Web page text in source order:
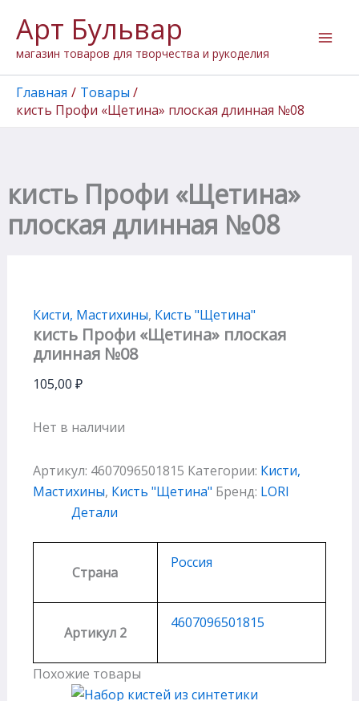
содержимому
Арт Бульвар
магазин товаров для творчества и рукоделия
Главная
Товары
кисть Профи «Щетина» плоская длинная №08
кисть Профи «Щетина»
плоская длинная №08
Кисти, Мастихины, Кисть "Щетина"
кисть Профи «Щетина» плоская
длинная №08
105,00 ₽
Нет в наличии
Артикул: 4607096501815 Категории: Кисти,
Мастихины, Кисть "Щетина" Бренд: LORI
Детали
Страна
Россия
Артикул 2
4607096501815
Похожие товары